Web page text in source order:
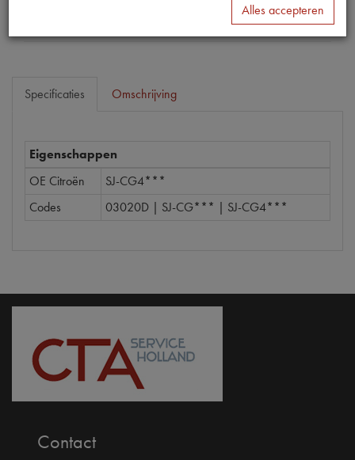
Specificaties Omschrijving
Eigenschappen
OE Citroën
SJ-CG4***
Codes
03020D | SJ-CG*** | SJ-CG4***
Contact
Alles accepteren